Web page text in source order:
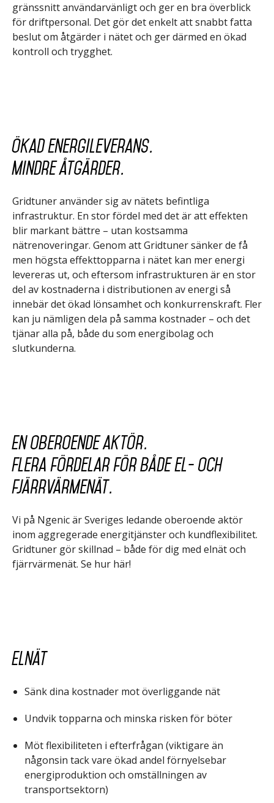
gränssnitt användarvänligt och ger en bra överblick
för driftpersonal. Det gör det enkelt att snabbt fatta
beslut om åtgärder i nätet och ger därmed en ökad
kontroll och trygghet.
Ökad energileverans.
Mindre åtgärder.
Gridtuner använder sig av nätets befintliga
infrastruktur. En stor fördel med det är att effekten
blir markant bättre – utan kostsamma
nätrenoveringar. Genom att Gridtuner sänker de få
men högsta effekttopparna i nätet kan mer energi
levereras ut, och eftersom infrastrukturen är en stor
del av kostnaderna i distributionen av energi så
innebär det ökad lönsamhet och konkurrenskraft. Fler
kan ju nämligen dela på samma kostnader – och det
tjänar alla på, både du som energibolag och
slutkunderna.
En oberoende aktör.
Flera fördelar för både el- och
fjärrvärmenät.
Vi på Ngenic är Sveriges ledande oberoende aktör
inom aggregerade energitjänster och kundflexibilitet.
Gridtuner gör skillnad – både för dig med elnät och
fjärrvärmenät. Se hur här!
Elnät
Sänk dina kostnader mot överliggande nät
Undvik topparna och minska risken för böter
Möt flexibiliteten i efterfrågan (viktigare än
någonsin tack vare ökad andel förnyelsebar
energiproduktion och omställningen av
transportsektorn)